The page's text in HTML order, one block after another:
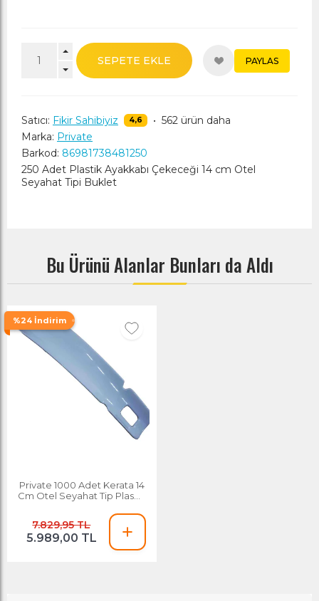
SEPETE EKLE PAYLAS
Satıcı: Fikir Sahibiyiz 4,6 • 562 ürün daha
Marka: Private
Barkod: 86981738481250
250 Adet Plastik Ayakkabı Çekeceği 14 cm Otel
Seyahat Tipi Buklet
Bu Ürünü Alanlar Bunları da Aldı
%24 İndirim
Private 1000 Adet Kerata 14
Cm Otel Seyahat Tip Plastik
7.829,95 TL
5.989,00 TL